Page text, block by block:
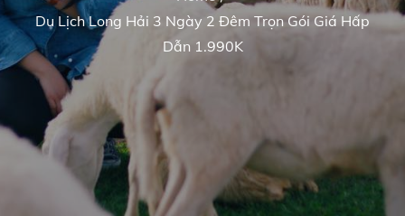
Du Lịch Long Hải 3 Ngày 2 Đêm Trọn Gói Giá Hấp
Dẫn 1.990K